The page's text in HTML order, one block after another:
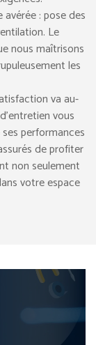
: pose des
Le
nous maîtrisons
les
va au-
vous
performances
de profiter
non seulement
votre espace